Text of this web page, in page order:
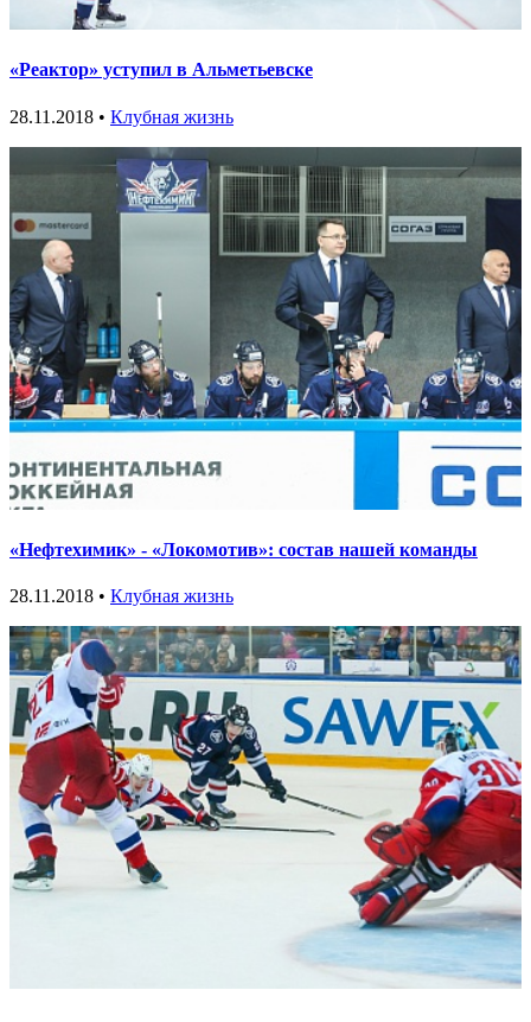
«Реактор» уступил в Альметьевске
28.11.2018 • Клубная жизнь
«Нефтехимик» - «Локомотив»: состав нашей команды
28.11.2018 • Клубная жизнь